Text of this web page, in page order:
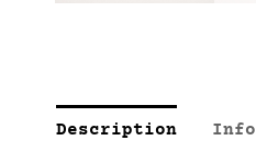
Description